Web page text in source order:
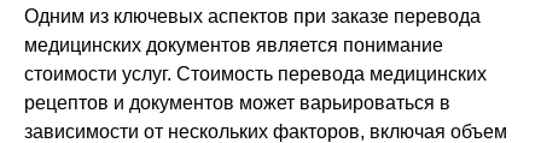
Одним из ключевых аспектов при заказе перевода
медицинских документов является понимание
стоимости услуг. Стоимость перевода медицинских
рецептов и документов может варьироваться в
зависимости от нескольких факторов, включая объем